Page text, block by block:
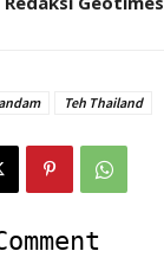
Teh Thailand